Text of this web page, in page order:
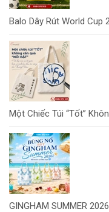
Balo Dây Rút World Cup
Một Chiếc Túi “Tốt”
GINGHAM SUMMER